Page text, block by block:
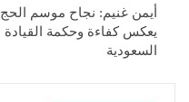
أيمن غنيم: نجاح موسم الحج
يعكس كفاءة وحكمة القيادة
السعودية